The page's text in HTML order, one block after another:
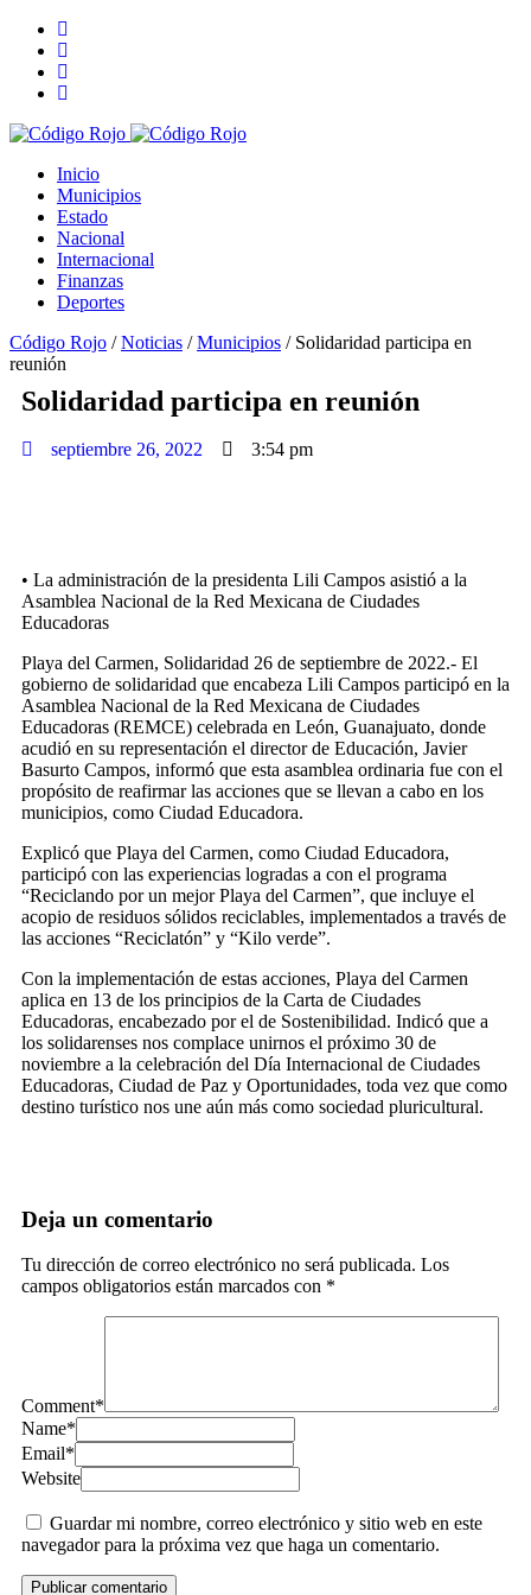
Inicio
Municipios
Estado
Nacional
Internacional
Finanzas
Deportes
Código Rojo /Noticias /Municipios / Solidaridad participa en
reunión
Solidaridad participa en reunión
septiembre 26, 2022 3:54 pm
• La administración de la presidenta Lili Campos asistió a la
Asamblea Nacional de la Red Mexicana de Ciudades
Educadoras
Playa del Carmen, Solidaridad 26 de septiembre de 2022.- El
gobierno de solidaridad que encabeza Lili Campos participó en la
Asamblea Nacional de la Red Mexicana de Ciudades
Educadoras (REMCE) celebrada en León, Guanajuato, donde
acudió en su representación el director de Educación, Javier
Basurto Campos, informó que esta asamblea ordinaria fue con el
propósito de reafirmar las acciones que se llevan a cabo en los
municipios, como Ciudad Educadora.
Explicó que Playa del Carmen, como Ciudad Educadora,
participó con las experiencias logradas a con el programa
“Reciclando por un mejor Playa del Carmen”, que incluye el
acopio de residuos sólidos reciclables, implementados a través de
las acciones “Reciclatón” y “Kilo verde”.
Con la implementación de estas acciones, Playa del Carmen
aplica en 13 de los principios de la Carta de Ciudades
Educadoras, encabezado por el de Sostenibilidad. Indicó que a
los solidarenses nos complace unirnos el próximo 30 de
noviembre a la celebración del Día Internacional de Ciudades
Educadoras, Ciudad de Paz y Oportunidades, toda vez que como
destino turístico nos une aún más como sociedad pluricultural.
Deja un comentario
Tu dirección de correo electrónico no será publicada. Los
campos obligatorios están marcados con *
Comment*
Name*
Email*
Website
Guardar mi nombre, correo electrónico y sitio web en este
navegador para la próxima vez que haga un comentario.